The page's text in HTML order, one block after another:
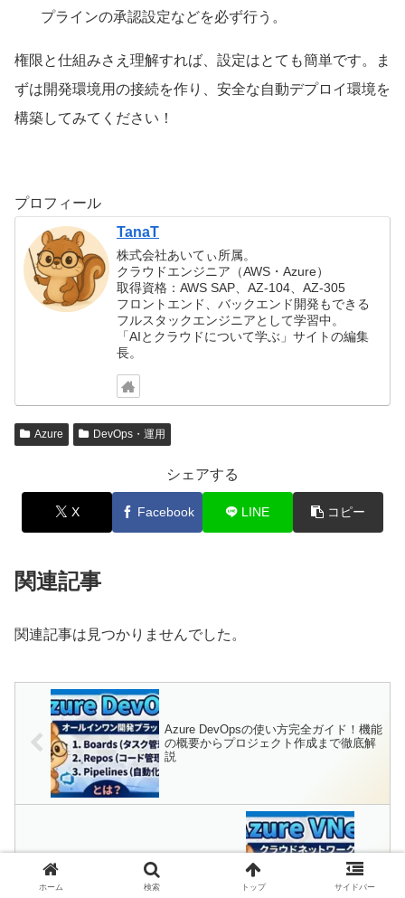
プラインの承認設定などを必ず行う。
権限と仕組みさえ理解すれば、設定はとても簡単です。ま
ずは開発環境用の接続を作り、安全な自動デプロイ環境を
構築してみてください！
プロフィール
TanaT
株式会社あいてぃ所属。
クラウドエンジニア（AWS・Azure）
取得資格：AWS SAP、AZ-104、AZ-305
フロントエンド、バックエンド開発もできる
フルスタックエンジニアとして学習中。
「AIとクラウドについて学ぶ」サイトの編集
長。
Azure DevOps・運用
シェアする
X Facebook LINE コピー
関連記事
関連記事は見つかりませんでした。
Azure DevOpsの使い方完全ガイド！機能
の概要からプロジェクト作成まで徹底解
説
をやさしく解説
ホーム 検索 トップ サイドバー